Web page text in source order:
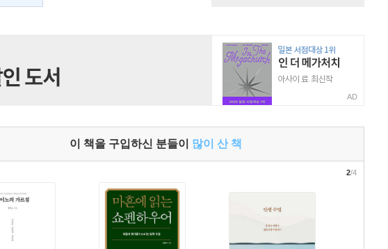
AD
이 책을 구입하신 분들이 많이 산 책
2/4